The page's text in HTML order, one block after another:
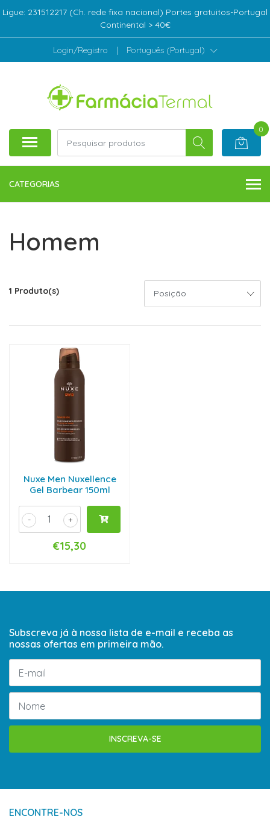
Ligue: 231512217 (Ch. rede fixa nacional) Portes gratuitos-Portugal
Continental > 40€
Login/Registro | Português (Portugal)
0
CATEGORIAS
Homem
1 Produto(s)
Nuxe Men Nuxellence
Gel Barbear 150ml
+
-
€15,30
Subscreva já à nossa lista de e-mail e receba as
nossas ofertas em primeira mão.
INSCREVA-SE
ENCONTRE-NOS